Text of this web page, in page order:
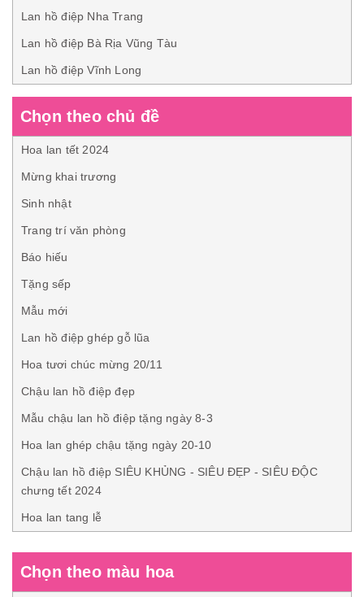
Lan hồ điệp Nha Trang
Lan hồ điệp Bà Rịa Vũng Tàu
Lan hồ điệp Vĩnh Long
Chọn theo chủ đề
Hoa lan tết 2024
Mừng khai trương
Sinh nhật
Trang trí văn phòng
Báo hiếu
Tặng sếp
Mẫu mới
Lan hồ điệp ghép gỗ lũa
Hoa tươi chúc mừng 20/11
Chậu lan hồ điệp đẹp
Mẫu chậu lan hồ điệp tặng ngày 8-3
Hoa lan ghép chậu tặng ngày 20-10
Chậu lan hồ điệp SIÊU KHỦNG - SIÊU ĐẸP - SIÊU ĐỘC
chưng tết 2024
Hoa lan tang lễ
Chọn theo màu hoa